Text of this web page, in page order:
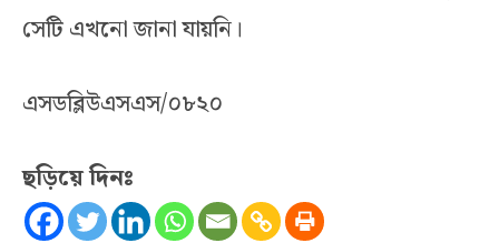
সেটি এখনো জানা যায়নি।
এসডব্লিউএসএস/০৮২০
ছড়িয়ে দিনঃ